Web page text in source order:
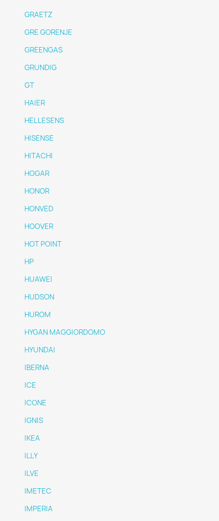
GRAETZ
GRE GORENJE
GREENGAS
GRUNDIG
GT
HAIER
HELLESENS
HISENSE
HITACHI
HOGAR
HONOR
HONVED
HOOVER
HOT POINT
HP
HUAWEI
HUDSON
HUROM
HYGAN MAGGIORDOMO
HYUNDAI
IBERNA
ICE
ICONE
IGNIS
IKEA
ILLY
ILVE
IMETEC
IMPERIA